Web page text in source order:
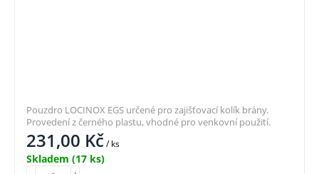
231,00 Kč/ ks
Skladem (17 ks)
Pouzdro LOCINOX EGS určené pro zajišťovací kolík brány.
Provedení z černého plastu, vhodné pro venkovní použití.